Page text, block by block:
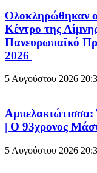
Ολοκληρώθηκαν
Κέντρο της
Πανευρωπαϊκό
2026
5 Αυγούστου 2026
Αμπελακιώτισσα:
| Ο 93χρονος
5 Αυγούστου 2026